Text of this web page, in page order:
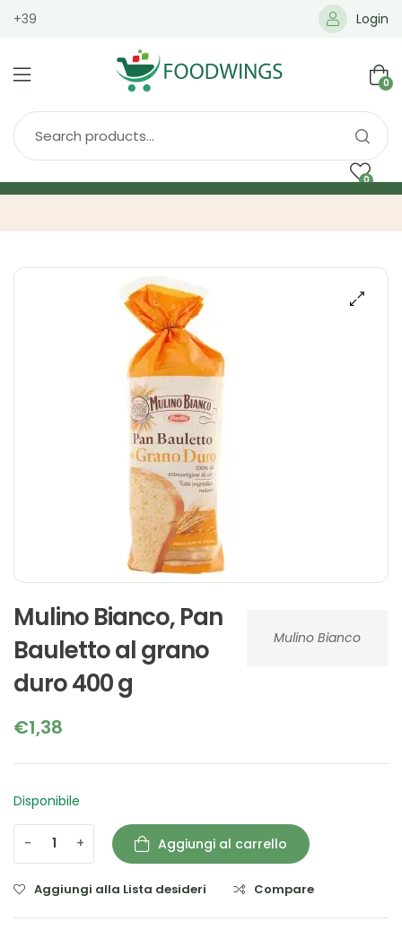
+39 Login
0
0
Mulino Bianco
Mulino Bianco, Pan
Bauletto al grano
duro 400 g
€1,38
Disponibile
- + Aggiungi al carrello
Aggiungi alla Lista desideri Compare